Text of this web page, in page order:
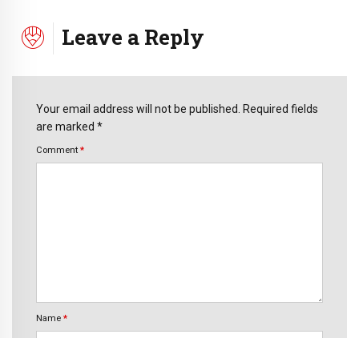
Leave a Reply
Your email address will not be published. Required fields
are marked *
Comment *
Name *